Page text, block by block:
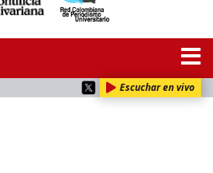
Escuchar en vivo